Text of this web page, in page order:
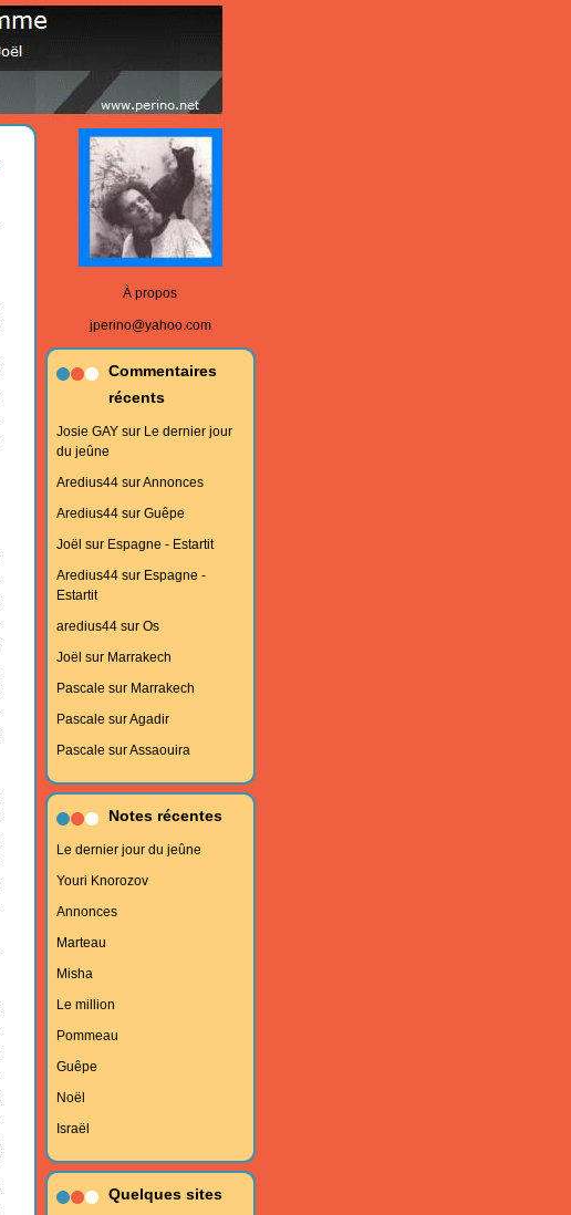
À propos
jperino@yahoo.com
Commentaires
récents
Josie GAYsur Le dernier jour
du jeûne
Aredius44surAnnonces
Aredius44sur Guêpe
Joël sur Espagne - Estartit
Aredius44sur Espagne -
Estartit
aredius44sur Os
Joël sur Marrakech
Pascale sur Marrakech
Pascale surAgadir
Pascale surAssaouira
Notes récentes
Le dernier jour du jeûne
Youri Knorozov
Annonces
Marteau
Misha
Le million
Pommeau
Guêpe
Noël
Israël
Quelques sites